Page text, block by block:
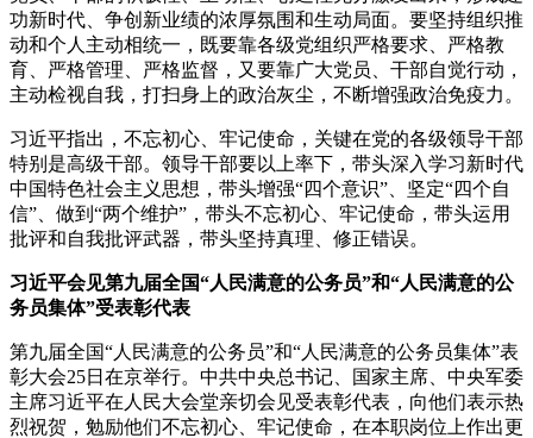
功新时代、争创新业绩的浓厚氛围和生动局面。要坚持组织推
动和个人主动相统一，既要靠各级党组织严格要求、严格教
育、严格管理、严格监督，又要靠广大党员、干部自觉行动，
主动检视自我，打扫身上的政治灰尘，不断增强政治免疫力。
习近平指出，不忘初心、牢记使命，关键在党的各级领导干部
特别是高级干部。领导干部要以上率下，带头深入学习新时代
中国特色社会主义思想，带头增强“四个意识”、坚定“四个自
信”、做到“两个维护”，带头不忘初心、牢记使命，带头运用
批评和自我批评武器，带头坚持真理、修正错误。
习近平会见第九届全国“人民满意的公务员”和“人民满意的公
务员集体”受表彰代表
第九届全国“人民满意的公务员”和“人民满意的公务员集体”表
彰大会25日在京举行。中共中央总书记、国家主席、中央军委
主席习近平在人民大会堂亲切会见受表彰代表，向他们表示热
烈祝贺，勉励他们不忘初心、牢记使命，在本职岗位上作出更